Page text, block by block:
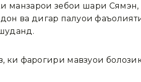
зебои шаҳри Сямэн,
ва дигар паҳлуҳои
ки фарогири мавзуҳои